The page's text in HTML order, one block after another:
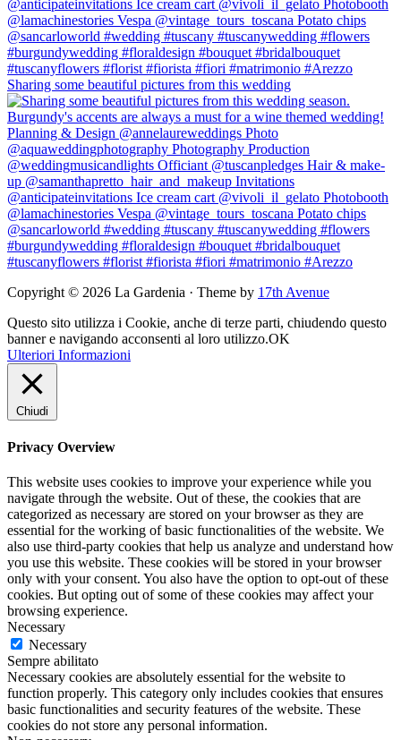
Sharing some beautiful pictures from this wedding
Copyright © 2026 La Gardenia · Theme by 17th Avenue
Questo sito utilizza i Cookie, anche di terze parti, chiudendo questo
banner e navigando acconsenti al loro utilizzo.OK
Ulteriori Informazioni
Chiudi
Privacy Overview
This website uses cookies to improve your experience while you
navigate through the website. Out of these, the cookies that are
categorized as necessary are stored on your browser as they are
essential for the working of basic functionalities of the website. We
also use third-party cookies that help us analyze and understand how
you use this website. These cookies will be stored in your browser
only with your consent. You also have the option to opt-out of these
cookies. But opting out of some of these cookies may affect your
browsing experience.
Necessary
Necessary
Sempre abilitato
Necessary cookies are absolutely essential for the website to
function properly. This category only includes cookies that ensures
basic functionalities and security features of the website. These
cookies do not store any personal information.